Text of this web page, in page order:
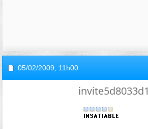
05/02/2009, 11h00
invite5d8033d1